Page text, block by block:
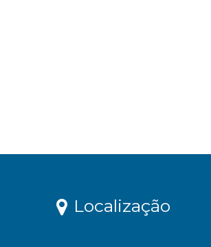
Localização